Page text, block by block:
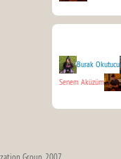
Burak Okutucu
Senem Aküzüm